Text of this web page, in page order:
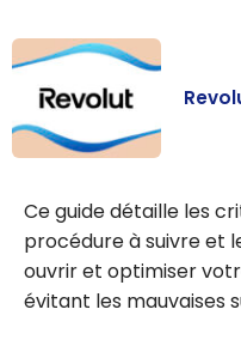
Ce guide détaille les
procédure à suivre et
ouvrir et optimiser
évitant les mauvaises